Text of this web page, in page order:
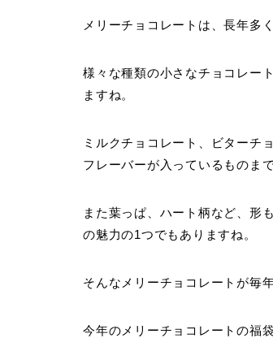
メリーチョコレートは、長年多
様々な種類の小さなチョコレー
ますね。
ミルクチョコレート、ビターチ
フレーバーが入っているものま
また葉っぱ、ハート柄など、形
の魅力の1つでもありますね。
そんなメリーチョコレートが毎
今年のメリーチョコレートの福